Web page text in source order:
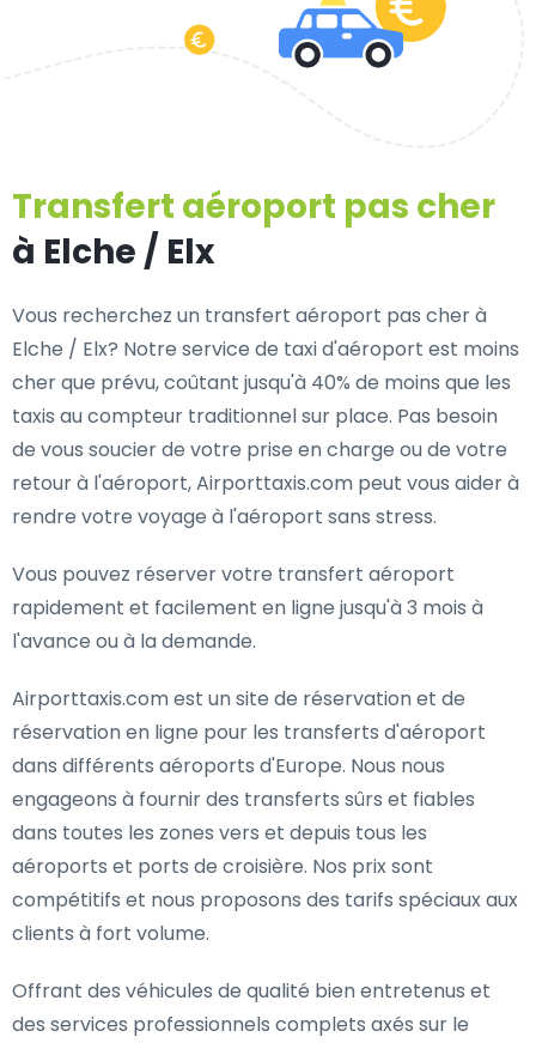
Transfert aéroport pas cher
à Elche / Elx
Vous recherchez un transfert aéroport pas cher à
Elche / Elx? Notre service de taxi d'aéroport est moins
cher que prévu, coûtant jusqu'à 40% de moins que les
taxis au compteur traditionnel sur place. Pas besoin
de vous soucier de votre prise en charge ou de votre
retour à l'aéroport, Airporttaxis.com peut vous aider à
rendre votre voyage à l'aéroport sans stress.
Vous pouvez réserver votre transfert aéroport
rapidement et facilement en ligne jusqu'à 3 mois à
l'avance ou à la demande.
Airporttaxis.com est un site de réservation et de
réservation en ligne pour les transferts d'aéroport
dans différents aéroports d'Europe. Nous nous
engageons à fournir des transferts sûrs et fiables
dans toutes les zones vers et depuis tous les
aéroports et ports de croisière. Nos prix sont
compétitifs et nous proposons des tarifs spéciaux aux
clients à fort volume.
Offrant des véhicules de qualité bien entretenus et
des services professionnels complets axés sur le